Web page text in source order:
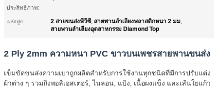
ประสิทธิภาพ:
แสงสูง: 2 สายขนส่งพีวีซี, สายพานลำเลียงพลาสติกหนา 2 มม,
สายพานลำเลียงอุตสาหกรรม Diamond Top
2 Ply 2mm ความหนา PVC ขาวบนเพชรสายพานขนส่ง
เข็มขัดขนส่งความเบาถูกผลิตสําหรับการใช้งานทุกชนิดที่มีการปรับแต่ง
ผ้าต่าง ๆ รวมถึงพอลิเอสเตอร์, ไนลอน, แป้ง, เนื้อผงแข็ง และเส้นใยแก้ว